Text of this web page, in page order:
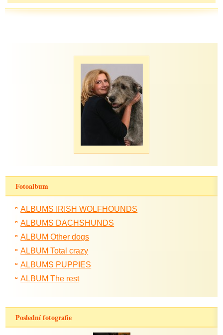
Fotoalbum
ALBUMS IRISH WOLFHOUNDS
ALBUMS DACHSHUNDS
ALBUM Other dogs
ALBUM Total crazy
ALBUMS PUPPIES
ALBUM The rest
Poslední fotografie